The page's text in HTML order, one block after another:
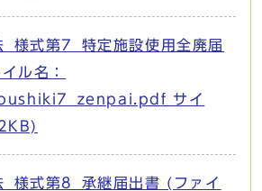
_様式第7_特定施設使用全廃届
ル名：
サイ
_様式第8_承継届出書 (ファイ